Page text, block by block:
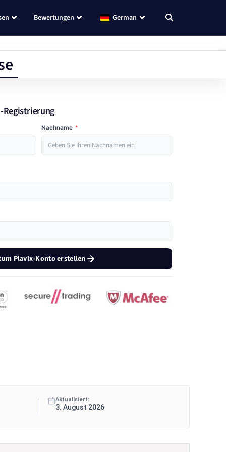
Bewertungen German
Registrierung
Nachname *
Plavix-Konto erstellen
Aktualisiert:
3. August 2026